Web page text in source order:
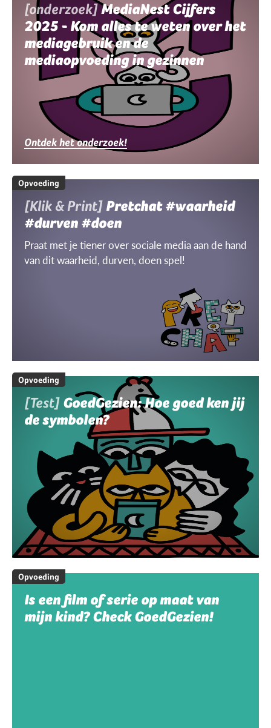
[onderzoek]MediaNest Cijfers
2025 - Kom alles te weten over het
mediagebruik en de
mediaopvoeding in gezinnen
Ontdek het onderzoek!
Opvoeding
[Klik & Print] Pretchat #waarheid
#durven #doen
Praat met je tiener over sociale media aan de hand
van dit waarheid, durven, doen spel!
Opvoeding
[Test] GoedGezien: Hoe goed ken jij
de symbolen?
Opvoeding
Is een film of serie op maat van
mijn kind? Check GoedGezien!